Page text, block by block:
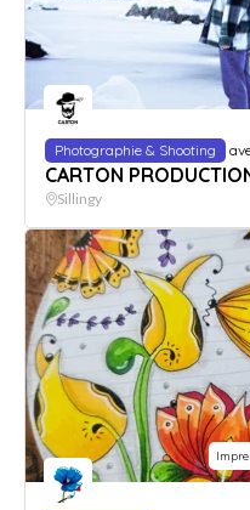
Photographie & Shooting
CARTON
Sillingy